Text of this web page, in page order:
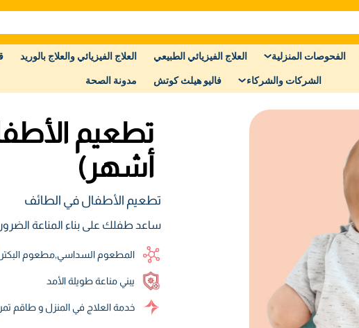
الفحوصات المنزلية العلاج الفيزيائي الطبيعي العلاج الفيزيائي والعلاج بالوريد
الشركات والشركاء
فاليو هيلث كوتش مدونة الصحة
أشهر)
تطعيم الأطفال في الطائف
ساعد طفلك على بناء المناعة
المطعوم السداسي٫مطعوم البكتريا العقدية الرئوية و مطعوم السل (الدرن)
يبني مناعة طويلة الأمد
خدمة العلاج في المنزل و طاقم